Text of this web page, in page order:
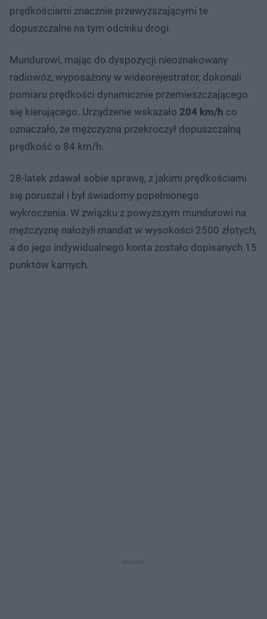
prędkościami znacznie przewyższającymi te
dopuszczalne na tym odcinku drogi.
Mundurowi, mając do dyspozycji nieoznakowany
radiowóz, wyposażony w wideorejestrator, dokonali
pomiaru prędkości dynamicznie przemieszczającego
się kierującego. Urządzenie wskazało 204 km/h co
oznaczało, że mężczyzna przekroczył dopuszczalną
prędkość o 84 km/h.
28-latek zdawał sobie sprawę, z jakimi prędkościami
się poruszał i był świadomy popełnionego
wykroczenia. W związku z powyższym mundurowi na
mężczyznę nałożyli mandat w wysokości 2500 złotych,
a do jego indywidualnego konta zostało dopisanych 15
punktów karnych.